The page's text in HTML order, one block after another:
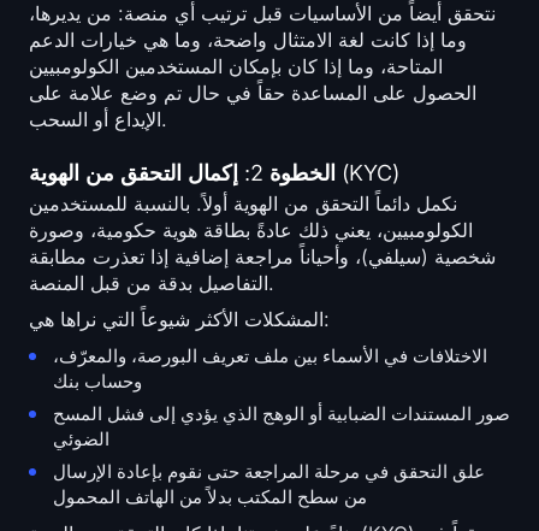
نتحقق أيضاً من الأساسيات قبل ترتيب أي منصة: من يديرها،
وما إذا كانت لغة الامتثال واضحة، وما هي خيارات الدعم
المتاحة، وما إذا كان بإمكان المستخدمين الكولومبيين
الحصول على المساعدة حقاً في حال تم وضع علامة على
الإيداع أو السحب.
الخطوة 2: إكمال التحقق من الهوية (KYC)
نكمل دائماً التحقق من الهوية أولاً. بالنسبة للمستخدمين
الكولومبيين، يعني ذلك عادةً بطاقة هوية حكومية، وصورة
شخصية (سيلفي)، وأحياناً مراجعة إضافية إذا تعذرت مطابقة
التفاصيل بدقة من قبل المنصة.
المشكلات الأكثر شيوعاً التي نراها هي:
الاختلافات في الأسماء بين ملف تعريف البورصة، والمعرّف،
وحساب بنك
صور المستندات الضبابية أو الوهج الذي يؤدي إلى فشل المسح
الضوئي
علق التحقق في مرحلة المراجعة حتى نقوم بإعادة الإرسال
من سطح المكتب بدلاً من الهاتف المحمول